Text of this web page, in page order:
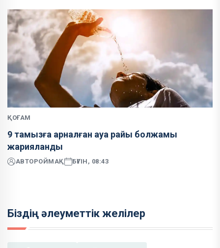
ҚОҒАМ
9 тамызға арналған ауа райы болжамы
жарияланды
АВТОРОЙМАҚ БҮГІН, 08:43
Біздің әлеуметтік желілер